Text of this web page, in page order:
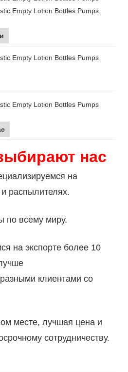
нас
на
и распылителях.
по всему миру.
на экспорте более 10
клиентами со
месте, лучшая цена и
сотрудничеству.